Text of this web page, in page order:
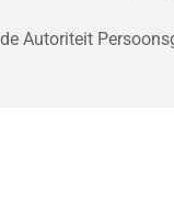
Autoriteit